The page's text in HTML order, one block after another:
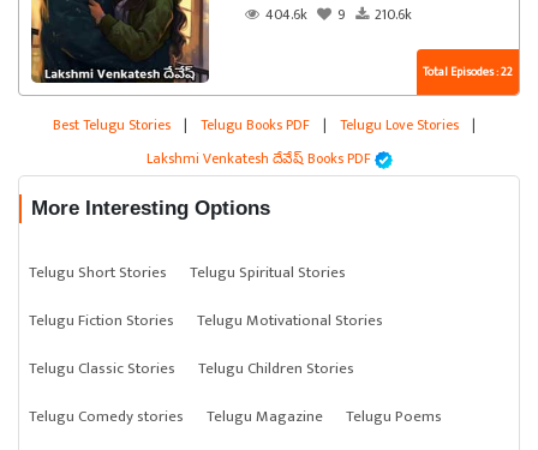
404.6k
9 210.6k
Total Episodes : 22
Best Telugu Stories | Telugu Books PDF | Telugu Love Stories |
Lakshmi Venkatesh దేవేష్ Books PDF
More Interesting Options
Telugu Short Stories
Telugu Spiritual Stories
Telugu Fiction Stories
Telugu Motivational Stories
Telugu Classic Stories
Telugu Children Stories
Telugu Comedy stories
Telugu Magazine
Telugu Poems